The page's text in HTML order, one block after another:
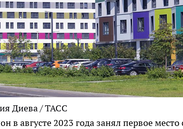
Диева / ТАСС
в августе 2023 года занял первое